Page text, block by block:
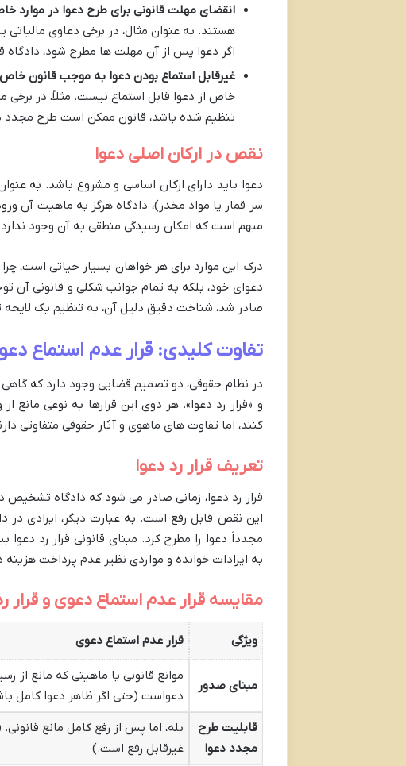
انقضای مهلت قانونی برای طرح دعوا در موارد
هستند. به عنوان مثال، در برخی دعاوی
اگر دعوا پس از آن مهلت ها مطرح شود، دادگاه
غیرقابل استماع بودن دعوا به موجب قانون
خاص از دعوا قابل استماع نیست. مثلاً، در
تنظیم شده باشد، قانون ممکن است طرح مجدد
نقص در ارکان اصلی دعوا
دعوا باید دارای ارکان اساسی و مشروع باشد. به
سر قمار یا مواد مخدر)، دادگاه هرگز به ماهیت آن
مبهم است که امکان رسیدگی منطقی به آن وجود
درک این موارد برای هر خواهان بسیار حیاتی است،
دعوای خود، بلکه به تمام جوانب شکلی و قانونی آن
صادر شد، شناخت دقیق دلیل آن، به تنظیم یک
تفاوت کلیدی: قرار عدم استماع
در نظام حقوقی، دو تصمیم قضایی وجود دارد که گاهی
و «قرار رد دعوا». هر دوی این قرارها به نوعی
کنند، اما تفاوت های ماهوی و آثار حقوقی متفاوتی
تعریف قرار رد دعوا
قرار رد دعوا، زمانی صادر می شود که دادگاه
این نقص قابل رفع است. به عبارت دیگر، ایرادی در
به ایرادات خوانده و مواردی نظیر عدم پرداخت
مقایسه قرار عدم استماع دعوی و قرار
ویژگی قرار عدم استماع دعوی
مبنای صدور
موانع قانونی یا ماهیتی که مانع از
دعواست (حتی اگر ظاهر دعوا کامل
قابلیت طرح
مجدد دعوا
بله، اما پس از رفع کامل مانع
غیرقابل رفع است.)